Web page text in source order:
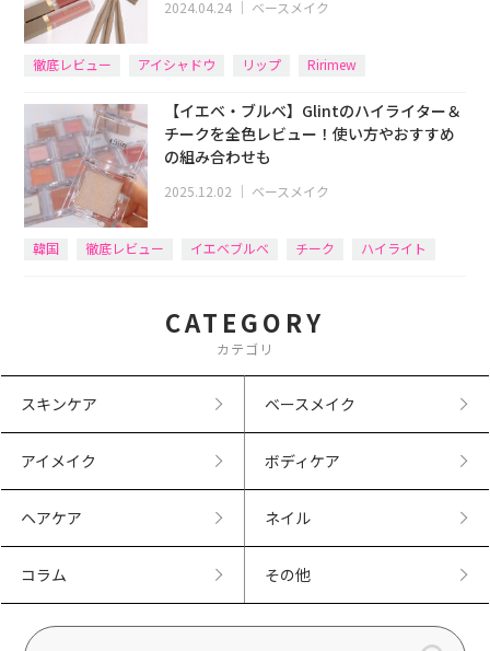
2024.04.24 ｜ ベースメイク
徹底レビュー アイシャドウ リップ Ririmew
【イエベ・ブルベ】Glintのハイライター＆
チークを全色レビュー！使い方やおすすめ
の組み合わせも
2025.12.02 ｜ ベースメイク
韓国 徹底レビュー イエベブルベ チーク ハイライト
CATEGORY
カテゴリ
スキンケア ベースメイク
アイメイク ボディケア
ヘアケア ネイル
コラム その他